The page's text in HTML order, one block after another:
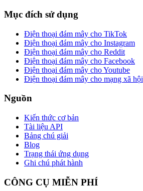
Mục đích sử dụng
Điện thoại đám mây cho TikTok
Điện thoại đám mây cho Instagram
Điện thoại đám mây cho Reddit
Điện thoại đám mây cho Facebook
Điện thoại đám mây cho Youtube
Điện thoại đám mây cho mạng xã hội
Nguồn
Kiến thức cơ bản
Tài liệu API
Bảng chú giải
Blog
Trạng thái ứng dụng
Ghi chú phát hành
CÔNG CỤ MIỄN PHÍ